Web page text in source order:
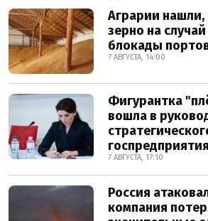
Аграрии нашли,
зерно на
блокады
7 АВГУСТА, 14:00
Фигурантка
вошла в
госпредприятия
7 АВГУСТА, 17:10
Россия
компания